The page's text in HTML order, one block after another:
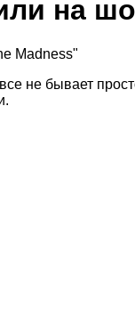
на
Madness"
не бывает